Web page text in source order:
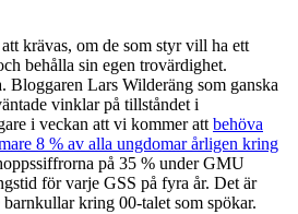
krävas, om de som styr vill ha ett
behålla sin egen trovärdighet.
Bloggaren Lars Wilderäng som ganska
vinklar på tillståndet i
i veckan att vi kommer attbehöva
8 % av alla ungdomar årligen kring
på 35 % under GMU
för varje GSS på fyra år. Det är
kring 00-talet som spökar.